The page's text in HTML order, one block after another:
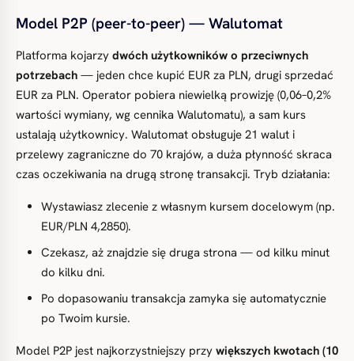
Model P2P (peer-to-peer) — Walutomat
Platforma kojarzy dwóch użytkowników o przeciwnych
potrzebach — jeden chce kupić EUR za PLN, drugi sprzedać
EUR za PLN. Operator pobiera niewielką prowizję (0,06–0,2%
wartości wymiany, wg cennika Walutomatu), a sam kurs
ustalają użytkownicy. Walutomat obsługuje 21 walut i
przelewy zagraniczne do 70 krajów, a duża płynność skraca
czas oczekiwania na drugą stronę transakcji. Tryb działania:
Wystawiasz zlecenie z własnym kursem docelowym (np.
EUR/PLN 4,2850).
Czekasz, aż znajdzie się druga strona — od kilku minut
do kilku dni.
Po dopasowaniu transakcja zamyka się automatycznie
po Twoim kursie.
Model P2P jest najkorzystniejszy przy większych kwotach (10